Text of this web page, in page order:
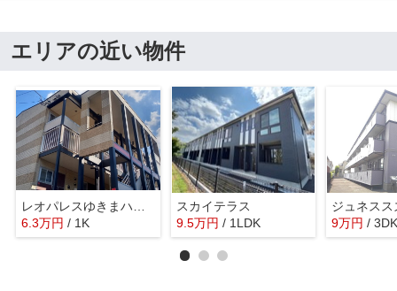
エリアの近い物件
レオパレスゆきまハイツ
6.3万円 / 1K
スカイテラス
9.5万円 / 1LDK
ジュネスス
9万円 / 3DK